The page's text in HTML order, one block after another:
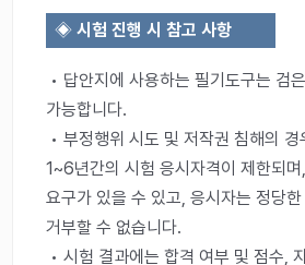
◈시험 진행 시 참고 사항
• 답안지에 사용하는 필기도구는 검
가능합니다.
• 부정행위 시도 및 저작권 침해의
1~6년간의 시험 응시자격이 제한되
요구가 있을 수 있고, 응시자는 정당
거부할 수 없습니다.
• 시험 결과에는 합격 여부 및 점수,